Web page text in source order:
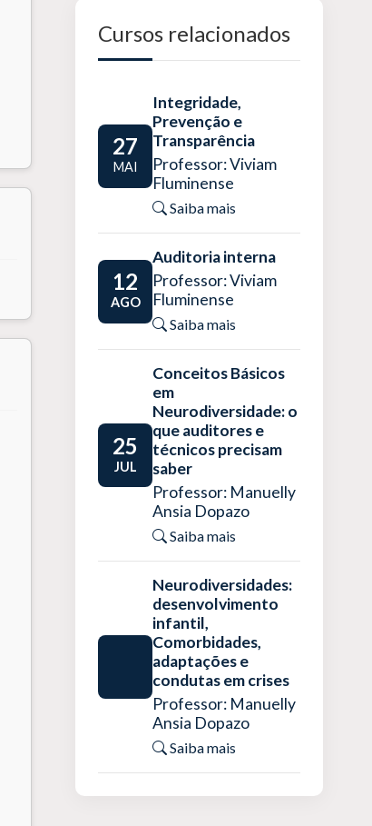
Cursos relacionados
27
MAI
Integridade,
Prevenção e
Transparência
Professor: Viviam
Fluminense
Saiba mais
12
AGO
Auditoria interna
Professor: Viviam
Fluminense
Saiba mais
25
JUL
Conceitos Básicos
em
Neurodiversidade: o
que auditores e
técnicos precisam
saber
Professor: Manuelly
Ansia Dopazo
Saiba mais
Neurodiversidades:
desenvolvimento
infantil,
Comorbidades,
adaptações e
condutas em crises
Professor: Manuelly
Ansia Dopazo
Saiba mais